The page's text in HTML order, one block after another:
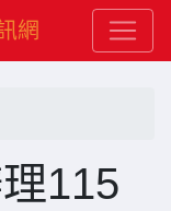
網
115